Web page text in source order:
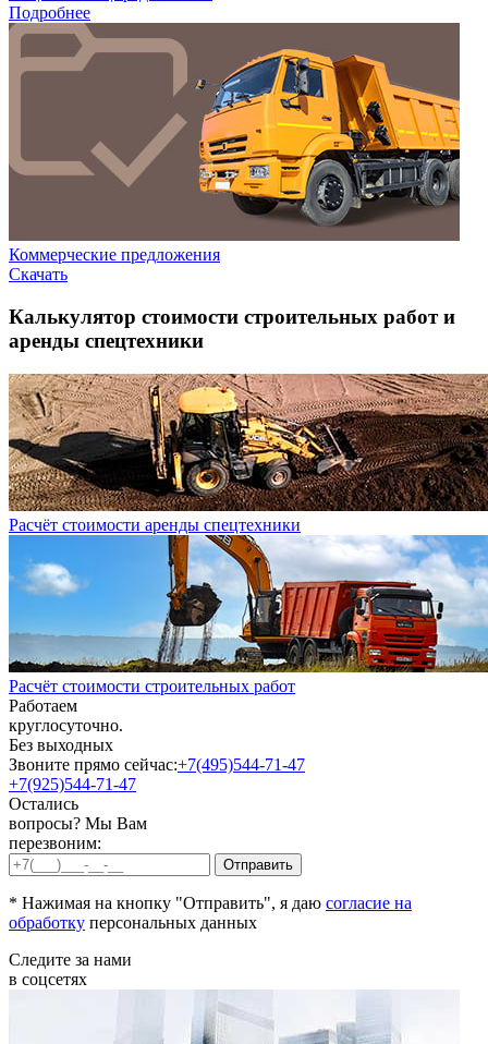
Подробнее
Коммерческие предложения
Скачать
Калькулятор стоимости строительных работ и
аренды спецтехники
Расчёт стоимости аренды спецтехники
Расчёт стоимости строительных работ
Работаем
круглосуточно.
Без выходных
Звоните прямо сейчас:+7(495)544-71-47
+7(925)544-71-47
Остались
вопросы? Мы Вам
перезвоним:
* Нажимая на кнопку "Отправить", я даю согласие на
обработку персональных данных
Следите за нами
в соцсетях